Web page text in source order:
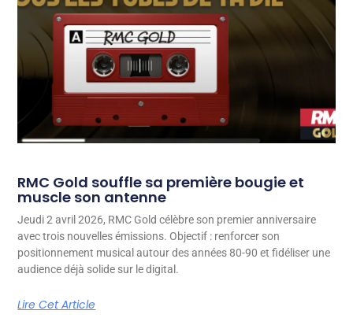
RMC Gold souffle sa première bougie et
muscle son antenne
Jeudi 2 avril 2026, RMC Gold célèbre son premier anniversaire
avec trois nouvelles émissions. Objectif : renforcer son
positionnement musical autour des années 80-90 et fidéliser une
audience déjà solide sur le digital.
Lire Cet Article